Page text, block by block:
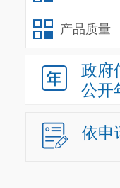
产品质量
政府
公开
依申